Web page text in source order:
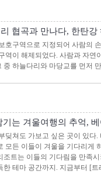
협곡과 만나다, 한탄강
호구역으로 지정되어 사람의
역이 해제되었다. 사람과 자
중 하늘다리와 마당교를 먼저
기는 겨울여행의 추억,
딪쳐도 가보고 싶은 곳이 있다
모든 이들이 겨울을 기다리게
조트는 이들의 기다림을 만족
테마 공간까지. 지금부터 [